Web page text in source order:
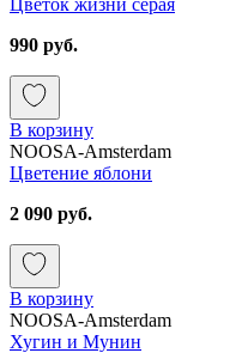
990 руб.
В корзину
NOOSA-Amsterdam
Цветение яблони
2 090 руб.
В корзину
NOOSA-Amsterdam
Хугин и Мунин